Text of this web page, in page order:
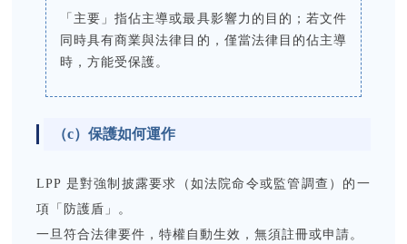
「主要」指佔主導或最具影響力的目的；若文件
同時具有商業與法律目的，僅當法律目的佔主導
時，方能受保護。
（c）保護如何運作
LPP 是對強制披露要求（如法院命令或監管調查）的一
項「防護盾」。
一旦符合法律要件，特權自動生效，無須註冊或申請。